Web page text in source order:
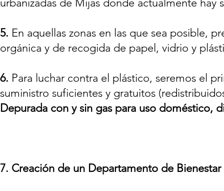
urbanizadas de Mijas donde actualmente
5. En aquellas zonas en las que sea posible,
orgánica y de recogida de papel, vidrio y
6. Para luchar contra el plástico, seremos el
suministro suficientes y gratuitos
Depurada con y sin gas para uso doméstico,
7. Creación de un Departamento de